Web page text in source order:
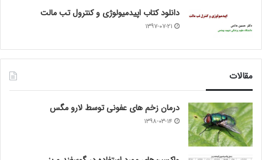
دانلود کتاب اپیدمیولوژی و کنترول تب مالت
۱۳۹۷-۰۷-۲۱
مقالات
درمان زخم های عفونی توسط لارو مگس
۱۳۹۸-۰۳-۱۴